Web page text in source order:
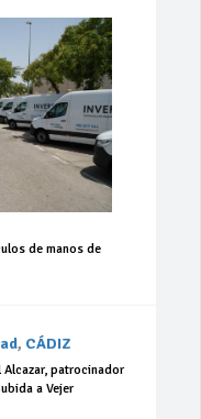
de manos de
, CÁDIZ
Alcazar, patrocinador
a Vejer